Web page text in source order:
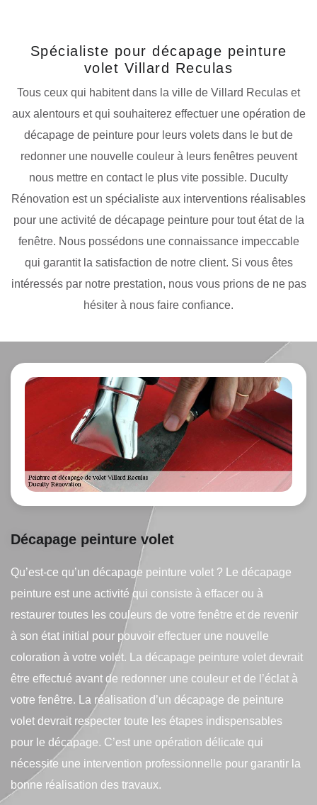
Spécialiste pour décapage peinture
volet Villard Reculas
Tous ceux qui habitent dans la ville de Villard Reculas et
aux alentours et qui souhaiterez effectuer une opération de
décapage de peinture pour leurs volets dans le but de
redonner une nouvelle couleur à leurs fenêtres peuvent
nous mettre en contact le plus vite possible. Duculty
Rénovation est un spécialiste aux interventions réalisables
pour une activité de décapage peinture pour tout état de la
fenêtre. Nous possédons une connaissance impeccable
qui garantit la satisfaction de notre client. Si vous êtes
intéressés par notre prestation, nous vous prions de ne pas
hésiter à nous faire confiance.
Décapage peinture volet
Qu’est-ce qu’un décapage peinture volet ? Le décapage
peinture est une activité qui consiste à effacer ou à
restaurer toutes les couleurs de votre fenêtre et de revenir
à son état initial pour pouvoir effectuer une nouvelle
coloration à votre volet. La décapage peinture volet devrait
être effectué avant de redonner une couleur et de l’éclat à
votre fenêtre. La réalisation d’un décapage de peinture
volet devrait respecter toute les étapes indispensables
pour le décapage. C’est une opération délicate qui
nécessite une intervention professionnelle pour garantir la
bonne réalisation des travaux.